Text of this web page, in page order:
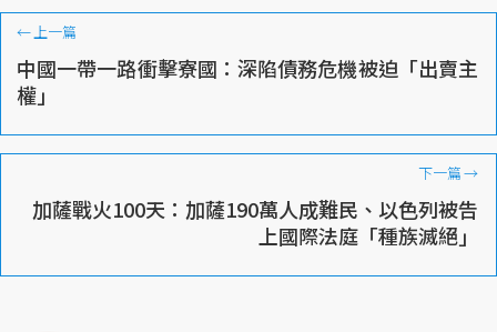
←上一篇
中國一帶一路衝擊寮國：深陷債務危機被迫「出賣主
權」
下一篇→
加薩戰火100天：加薩190萬人成難民、以色列被告
上國際法庭「種族滅絕」